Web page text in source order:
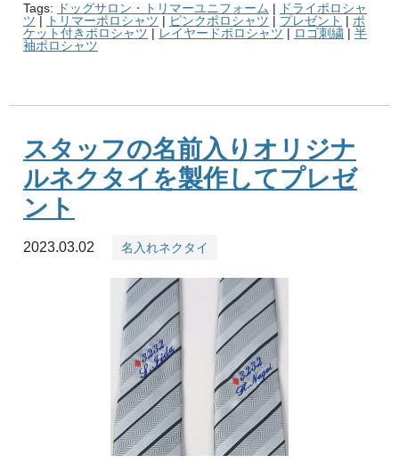
Tags: ドッグサロン・トリマーユニフォーム |
ドライポロシャ
ツ | トリマーポロシャツ | ピンクポロシャツ | プレゼント | ポ
ケット付きポロシャツ | レイヤードポロシャツ | ロゴ刺繍 | 半
袖ポロシャツ
スタッフの名前入りオリジナ
ルネクタイを製作してプレゼ
ント
2023.03.02 名入れネクタイ